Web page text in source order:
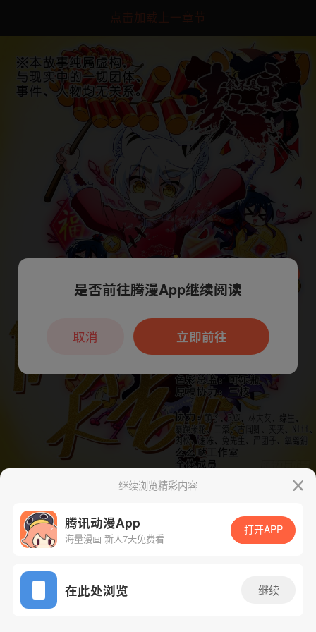
点击加载上一章节
App免费看
下一话 腾漫App免费看
继续浏览精彩内容
腾讯动漫App
海量漫画 新人7天免费看
打开APP
在此处浏览 继续
本章节仅支持App阅读，可打开App新用
户7天免费看
是否前往腾漫App继续阅读
立即前往
取消